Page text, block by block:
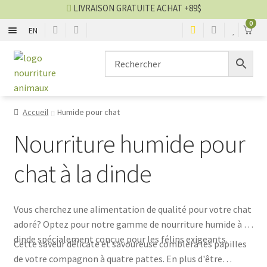
EN
0
Aller
à
la
Aller
au
contenu
LIVRAISON GRATUITE ACHAT +89$
Nourriture sèche chien
Nourriture humide chien
Nourriture humide chat
Blog nourriture
VENTES
Accueil Humide pour chat
Nourriture humide pour
chat à la dinde
Vous cherchez une alimentation de qualité pour votre chat
adoré? Optez pour notre gamme de nourriture humide à la
dinde spécialement conçue pour les félins exigeants.
Cette saveur délicate et savoureuse comblera les papilles
de votre compagnon à quatre pattes. En plus d'être